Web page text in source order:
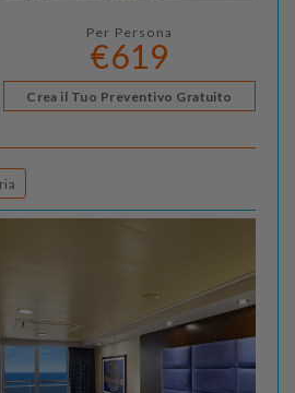
Per Persona
€619
Crea il Tuo Preventivo Gratuito